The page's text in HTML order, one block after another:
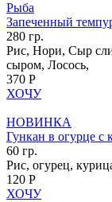
Рыба
Запеченный
280 гр.
Рис, Нори, Сыр
сыром, Лосось,
370 Р
ХОЧУ
НОВИНКА
Гункан в огурце с
60 гр.
Рис, огурец,
120 Р
ХОЧУ